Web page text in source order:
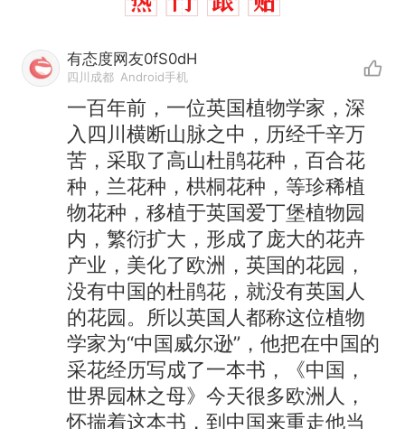
有态度网友0fS0dH
四川成都 Android手机
一百年前，一位英国植物学家，深
入四川横断山脉之中，历经千辛万
苦，采取了高山杜鹃花种，百合花
种，兰花种，栱桐花种，等珍稀植
物花种，移植于英国爱丁堡植物园
内，繁衍扩大，形成了庞大的花卉
产业，美化了欧洲，英国的花园，
没有中国的杜鹃花，就没有英国人
的花园。所以英国人都称这位植物
学家为“中国威尔逊”，他把在中国的
采花经历写成了一本书，《中国，
世界园林之母》今天很多欧洲人，
怀揣着这本书，到中国来重走他当
热 那个在床头放菜刀的女孩，